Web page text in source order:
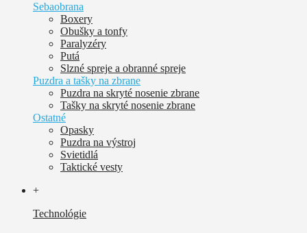
Sebaobrana
Boxery
Obušky a tonfy
Paralyzéry
Putá
Slzné spreje a obranné spreje
Puzdra a tašky na zbrane
Puzdra na skryté nosenie zbrane
Tašky na skryté nosenie zbrane
Ostatné
Opasky
Puzdra na výstroj
Svietidlá
Taktické vesty
+
Technológie